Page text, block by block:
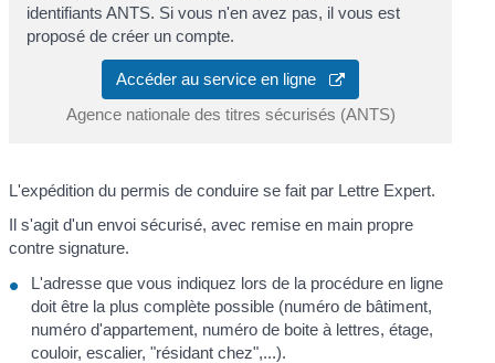
identifiants ANTS. Si vous n'en avez pas, il vous est
proposé de créer un compte.
Accéder au service en ligne
Agence nationale des titres sécurisés (ANTS)
L'expédition du permis de conduire se fait par Lettre Expert.
Il s'agit d'un envoi sécurisé, avec remise en main propre
contre signature.
L'adresse que vous indiquez lors de la procédure en ligne
doit être la plus complète possible (numéro de bâtiment,
numéro d'appartement, numéro de boite à lettres, étage,
couloir, escalier, "résidant chez",...).